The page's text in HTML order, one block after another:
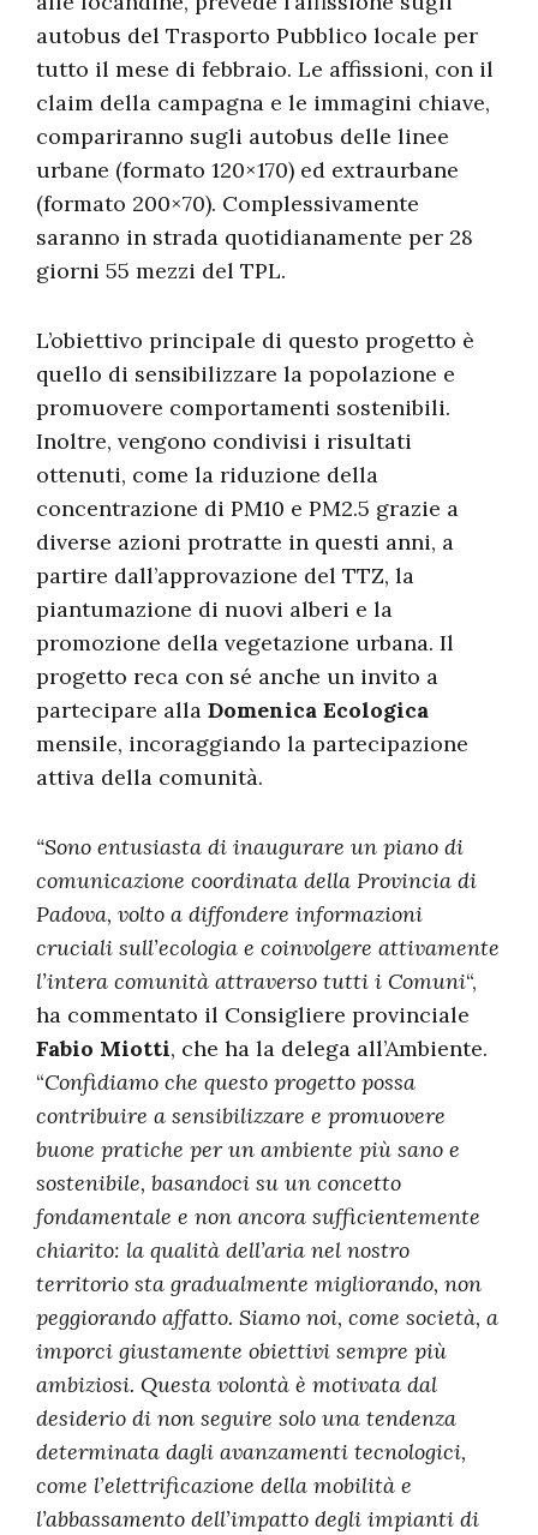
autobus del Trasporto Pubblico locale per
tutto il mese di febbraio. Le affissioni, con il
claim della campagna e le immagini chiave,
compariranno sugli autobus delle linee
urbane (formato 120×170) ed extraurbane
(formato 200×70). Complessivamente
saranno in strada quotidianamente per 28
giorni 55 mezzi del TPL.
L’obiettivo principale di questo progetto è
quello di sensibilizzare la popolazione e
promuovere comportamenti sostenibili.
Inoltre, vengono condivisi i risultati
ottenuti, come la riduzione della
concentrazione di PM10 e PM2.5 grazie a
diverse azioni protratte in questi anni, a
partire dall’approvazione del TTZ, la
piantumazione di nuovi alberi e la
promozione della vegetazione urbana. Il
progetto reca con sé anche un invito a
partecipare alla Domenica Ecologica
mensile, incoraggiando la partecipazione
attiva della comunità.
“Sono entusiasta di inaugurare un piano di
comunicazione coordinata della Provincia di
Padova, volto a diffondere informazioni
cruciali sull’ecologia e coinvolgere attivamente
l’intera comunità attraverso tutti i Comuni“,
ha commentato il Consigliere provinciale
Fabio Miotti, che ha la delega all’Ambiente.
“Confidiamo che questo progetto possa
contribuire a sensibilizzare e promuovere
buone pratiche per un ambiente più sano e
sostenibile, basandoci su un concetto
fondamentale e non ancora sufficientemente
chiarito: la qualità dell’aria nel nostro
territorio sta gradualmente migliorando, non
peggiorando affatto. Siamo noi, come società, a
imporci giustamente obiettivi sempre più
ambiziosi. Questa volontà è motivata dal
desiderio di non seguire solo una tendenza
determinata dagli avanzamenti tecnologici,
come l’elettrificazione della mobilità e
l’abbassamento dell’impatto degli impianti di